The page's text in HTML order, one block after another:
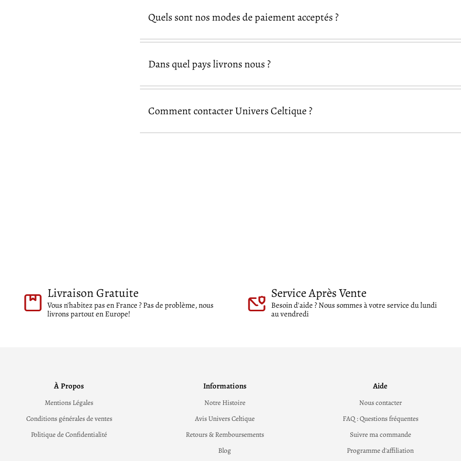
Quels sont nos modes de paiement acceptés ?
PayPal Google Pay
Dans quel pays livrons nous ?
nos produits accessibles partout dans le monde
Comment contacter Univers Celtique ?
Livraison Gratuite
Vous n'habitez pas en France ? Pas de problème, nous
livrons partout en Europe!
Service Après Vente
Besoin d'aide ? Nous sommes à votre service du lundi
au vendredi
À Propos
Mentions Légales
Conditions générales de ventes
Politique de Confidentialité
Informations
Notre Histoire
Avis Univers Celtique
Retours & Remboursements
Blog
Aide
Nous contacter
FAQ : Questions fréquentes
Suivre ma commande
Programme d'affiliation